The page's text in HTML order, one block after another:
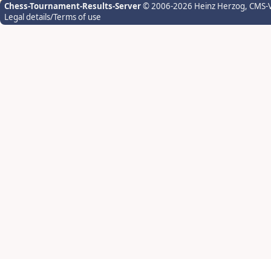
Chess-Tournament-Results-Server© 2006-2026 Heinz Herzog,
Legal details/Terms of use